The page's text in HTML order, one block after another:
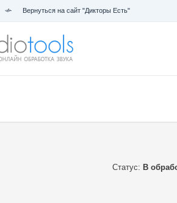
Вернуться на сайт "Дикторы Есть"
Статус: В